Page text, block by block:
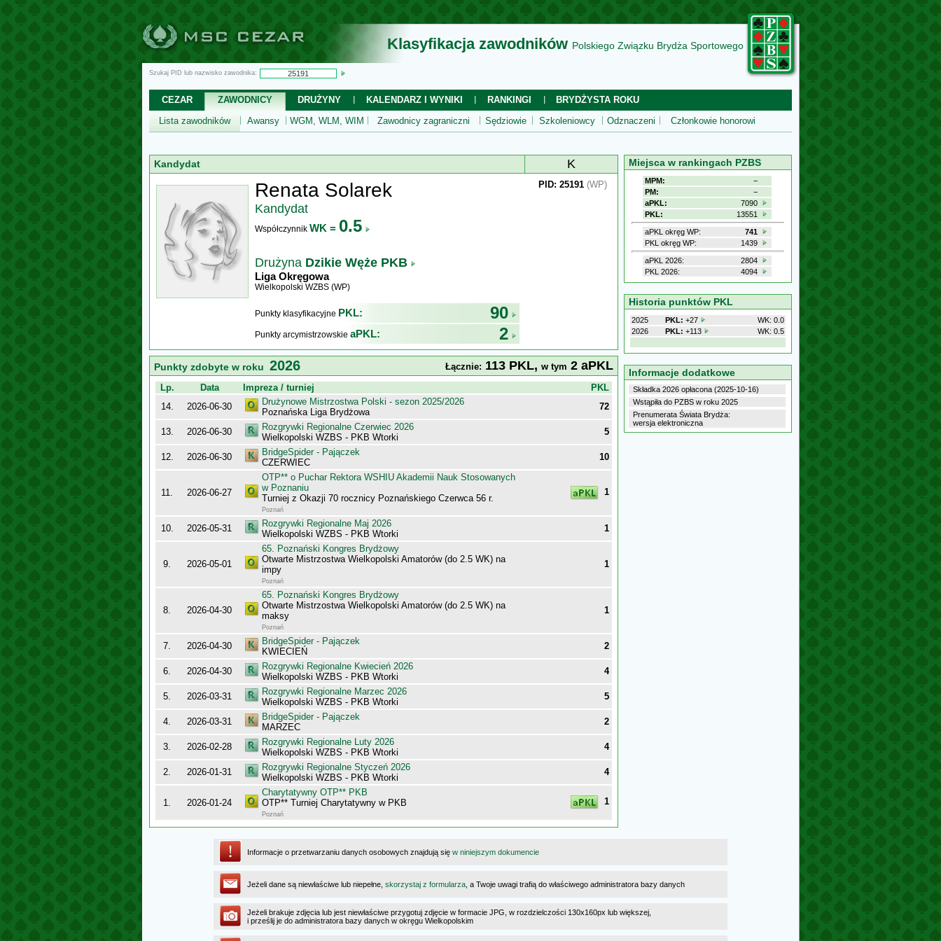
Klasyfikacja zawodników Polskiego Związku Brydża Sportowego
Szukaj PID lub nazwisko zawodnika:
CEZAR ZAWODNICY DRUŻYNY KALENDARZ I WYNIKI RANKINGI
BRYDŻYSTA ROKU
Lista zawodników
Awansy WGM, WLM, WIM Zawodnicy zagraniczni Sędziowie Szkoleniowcy Odznaczeni Członkowie honorowi
Kandydat K
Renata Solarek
Kandydat
Współczynnik WK = 0.5
Drużyna Dzikie Węże PKB
Liga Okręgowa
Wielkopolski WZBS (WP)
Punkty klasyfikacyjne PKL: 90
Punkty arcymistrzowskie aPKL: 2
PID: 25191 (WP)
Punkty zdobyte w roku 2026 Łącznie: 113 PKL, w tym 2 aPKL
Lp. Data Impreza / turniej
PKL
14.
2026-06-30
Drużynowe Mistrzostwa Polski - sezon 2025/2026
Poznańska Liga Brydżowa
72
13. 2026-06-30
Rozgrywki Regionalne Czerwiec 2026
Wielkopolski WZBS - PKB Wtorki
5
12. 2026-06-30
BridgeSpider - Pajączek
CZERWIEC
10
11. 2026-06-27
OTP** o Puchar Rektora WSHIU Akademii Nauk Stosowanych
w Poznaniu
Turniej z Okazji 70 rocznicy Poznańskiego Czerwca 56 r.
Poznań
1
10. 2026-05-31
Rozgrywki Regionalne Maj 2026
Wielkopolski WZBS - PKB Wtorki
1
9. 2026-05-01
65. Poznański Kongres Brydżowy
Otwarte Mistrzostwa Wielkopolski Amatorów (do 2.5 WK) na
impy
Poznań
1
8. 2026-04-30
65. Poznański Kongres Brydżowy
Otwarte Mistrzostwa Wielkopolski Amatorów (do 2.5 WK) na
maksy
Poznań
1
7. 2026-04-30
BridgeSpider - Pajączek
KWIECIEŃ
2
6. 2026-04-30
Rozgrywki Regionalne Kwiecień 2026
Wielkopolski WZBS - PKB Wtorki
4
5. 2026-03-31
Rozgrywki Regionalne Marzec 2026
Wielkopolski WZBS - PKB Wtorki
5
4. 2026-03-31
BridgeSpider - Pajączek
MARZEC
2
3. 2026-02-28
Rozgrywki Regionalne Luty 2026
Wielkopolski WZBS - PKB Wtorki
4
2. 2026-01-31
Rozgrywki Regionalne Styczeń 2026
Wielkopolski WZBS - PKB Wtorki
4
1. 2026-01-24
Charytatywny OTP** PKB
OTP** Turniej Charytatywny w PKB
Poznań
1
Miejsca w rankingach PZBS
MPM:
−
PM:
−
aPKL:
7090
PKL:
13551
aPKL okręg WP:
741
PKL okręg WP:
1439
aPKL 2026:
2804
PKL 2026:
4094
Historia punktów PKL
2025 PKL: +27
WK: 0.0
2026
PKL: +113 WK: 0.5
Informacje dodatkowe
Składka 2026 opłacona (2025-10-16)
Wstąpiła do PZBS w roku 2025
Prenumerata Świata Brydża:
wersja elektroniczna
Informacje o przetwarzaniu danych osobowych znajdują się w niniejszym dokumencie
Jeżeli dane są niewłaściwe lub niepełne, skorzystaj z formularza , a Twoje uwagi trafią do właściwego administratora bazy danych
Jeżeli brakuje zdjęcia lub jest niewłaściwe przygotuj zdjęcie w formacie JPG, w rozdzielczości 130x160px lub większej,
i prześlij je do administratora bazy danych w okręgu Wielkopolskim